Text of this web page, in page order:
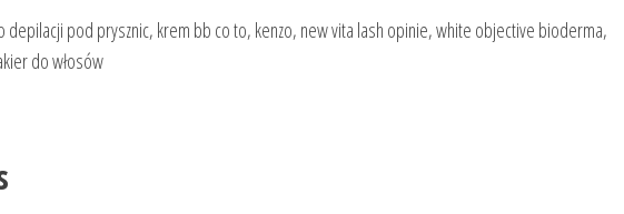
pod prysznic, krem bb co to, kenzo, new vita lash opinie, white objective bioderma,
do włosów